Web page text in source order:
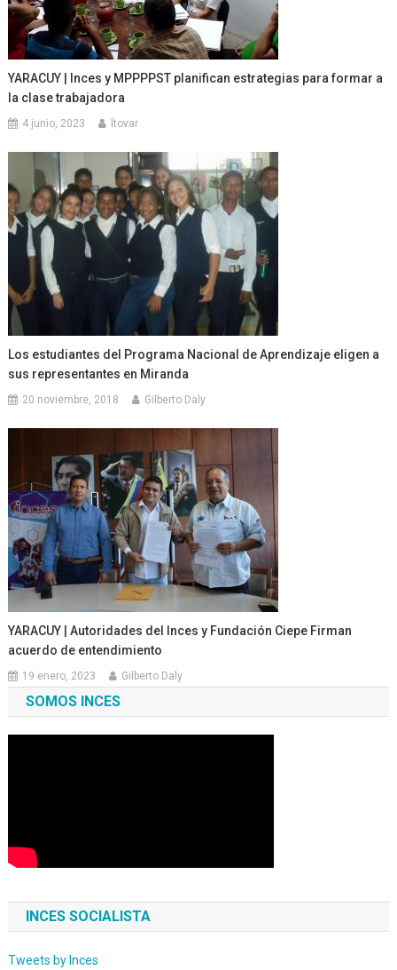
YARACUY | Inces y MPPPPST planifican estrategias para formar a
la clase trabajadora
4 junio, 2023 ltovar
Los estudiantes del Programa Nacional de Aprendizaje eligen a
sus representantes en Miranda
20 noviembre, 2018 Gilberto Daly
YARACUY | Autoridades del Inces y Fundación Ciepe Firman
acuerdo de entendimiento
19 enero, 2023 Gilberto Daly
SOMOS INCES
INCES SOCIALISTA
Tweets by Inces